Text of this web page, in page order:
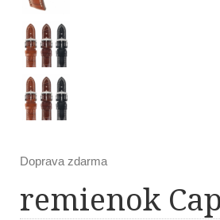
Doprava zdarma
remienok